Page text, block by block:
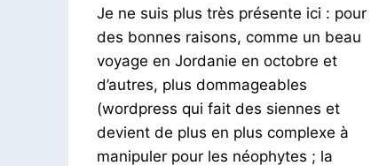
Petit
Pois
Je ne suis plus très présente ici : pour
des bonnes raisons, comme un beau
voyage en Jordanie en octobre et
d’autres, plus dommageables
(wordpress qui fait des siennes et
devient de plus en plus complexe à
manipuler pour les néophytes ; la